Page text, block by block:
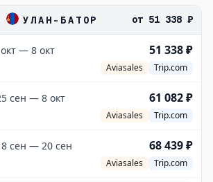
УЛАН-БАТОР от 51 338 ₽
— 8 окт 51 338 ₽
Aviasales Trip.com
сен — 8 окт 61 082 ₽
Aviasales Trip.com
сен — 20 сен 68 439 ₽
Aviasales Trip.com